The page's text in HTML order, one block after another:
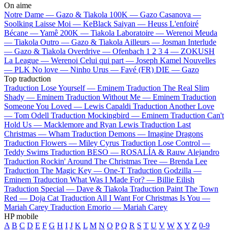
On aime
Notre Dame — Gazo & Tiakola 100K — Gazo Casanova —
Soolking Laisse Moi — KeBlack Saiyan — Heuss L'enfoiré
Bécane —Yamê 200K — Tiakola Laboratoire — Werenoi Meuda
— Tiakola Outro — Gazo & Tiakola Ailleurs — Josman Interlude
— Gazo & Tiakola Overdrive — Ofenbach 1 2 3 4 — ZOKUSH
La League — Werenoi Celui qui part — Joseph Kamel Nouvelles
— PLK No love — Ninho Urus — Favé (FR) DIE — Gazo
Top traduction
Traduction Lose Yourself — Eminem Traduction The Real Slim
Shady — Eminem Traduction Without Me — Eminem Traduction
Someone You Loved — Lewis Capaldi Traduction Another Love
— Tom Odell Traduction Mockingbird — Eminem Traduction Can't
Hold Us — Macklemore and Ryan Lewis Traduction Last
Christmas — Wham Traduction Demons — Imagine Dragons
Traduction Flowers — Miley Cyrus Traduction Lose Control —
Teddy Swims Traduction BESO — ROSALÍA & Rauw Alejandro
Traduction Rockin' Around The Christmas Tree — Brenda Lee
Traduction The Magic Key — One-T Traduction Godzilla —
Eminem Traduction What Was I Made For? — Billie Eilish
Traduction Special — Dave & Tiakola Traduction Paint The Town
Red — Doja Cat Traduction All I Want For Christmas Is You —
Mariah Carey Traduction Emorio — Mariah Carey
HP mobile
A B C D E F G H I J K L M N O P Q R S T U V W X Y Z 0-9